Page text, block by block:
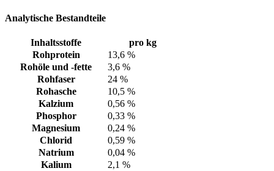
Analytische Bestandteile
Inhaltsstoffe
pro kg
Rohprotein
13,6 %
Rohöle und -fette
3,6 %
Rohfaser
24 %
Rohasche
10,5 %
Kalzium
0,56 %
Phosphor
0,33 %
Magnesium
0,24 %
Chlorid
0,59 %
Natrium
0,04 %
Kalium
2,1 %